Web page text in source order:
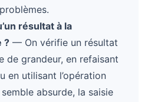
résultat à la
? — On vérifie un résultat
de grandeur, en refaisant
en utilisant l’opération
absurde, la saisie